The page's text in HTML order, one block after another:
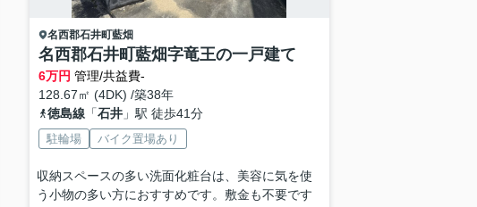
名西郡石井町藍畑
名西郡石井町藍畑字竜王の一戸建て
6万円 管理/共益費-
128.67㎡ (4DK) /築38年
徳島線「石井」駅 徒歩41分
駐輪場 バイク置場あり
収納スペースの多い洗面化粧台は、美容に気を使
う小物の多い方におすすめです。敷金も不要です